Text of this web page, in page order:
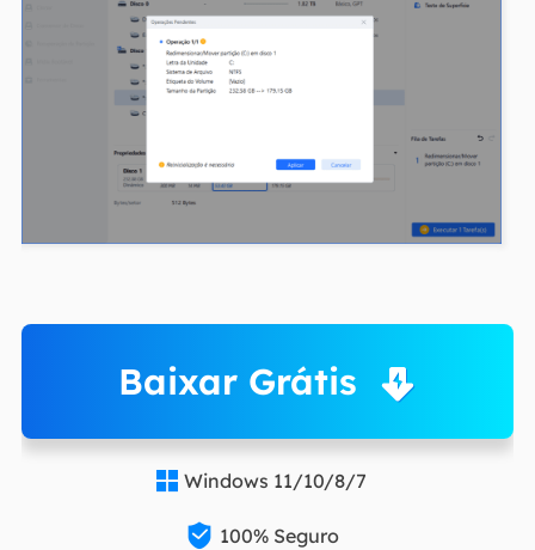
Baixar Grátis
 Windows 11/10/8/7
 100% Seguro